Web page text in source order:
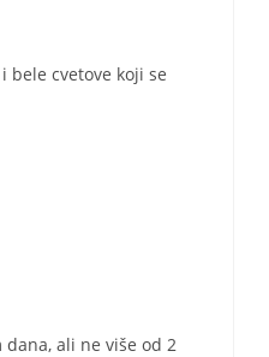
bele cvetove koji se
ali ne više od 2